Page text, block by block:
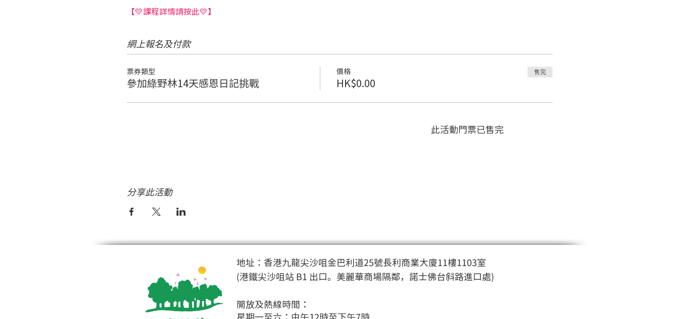
【💛課程詳情請按此💛】
網上報名及付款
票券類型
參加綠野林14天感恩日記挑戰
價格
HK$0.00
售完
此活動門票已售完
分享此活動
地址：香港九龍尖沙咀金巴利道25號長利商業大廈11樓1103室
(港鐵尖沙咀站 B1 出口。美麗華商場隔鄰，諾士佛台斜路進口處)
開放及熱線時間：
星期一至六：中午12時至下午7時